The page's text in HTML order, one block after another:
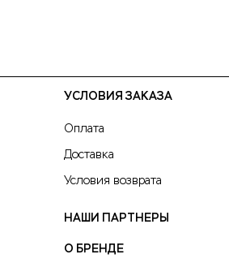
УСЛОВИЯ ЗАКАЗА
Оплата
Доставка
Условия возврата
НАШИ ПАРТНЕРЫ
О БРЕНДЕ